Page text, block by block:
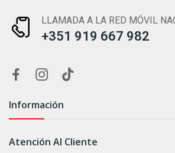
LLAMADA A LA RED MÓVIL
+351 919 667 982
Información
Atención Al Cliente